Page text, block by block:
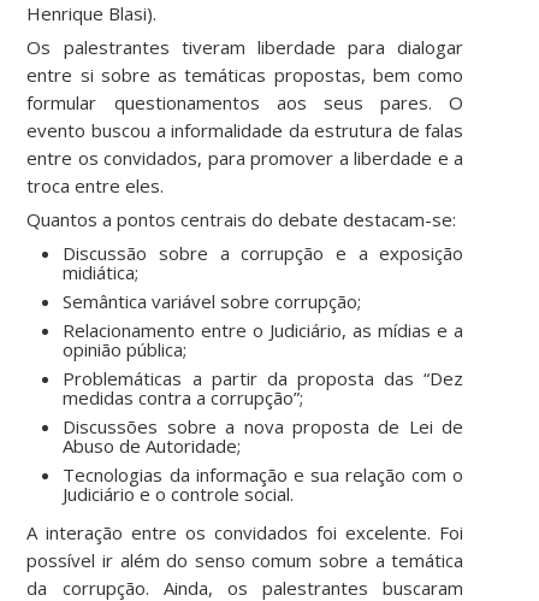
Henrique Blasi).
Os palestrantes tiveram liberdade para dialogar
entre si sobre as temáticas propostas, bem como
formular questionamentos aos seus pares. O
evento buscou a informalidade da estrutura de falas
entre os convidados, para promover a liberdade e a
troca entre eles.
Quantos a pontos centrais do debate destacam-se:
Discussão sobre a corrupção e a exposição
midiática;
Semântica variável sobre corrupção;
Relacionamento entre o Judiciário, as mídias e a
opinião pública;
Problemáticas a partir da proposta das “Dez
medidas contra a corrupção”;
Discussões sobre a nova proposta de Lei de
Abuso de Autoridade;
Tecnologias da informação e sua relação com o
Judiciário e o controle social.
A interação entre os convidados foi excelente. Foi
possível ir além do senso comum sobre a temática
da corrupção. Ainda, os palestrantes buscaram